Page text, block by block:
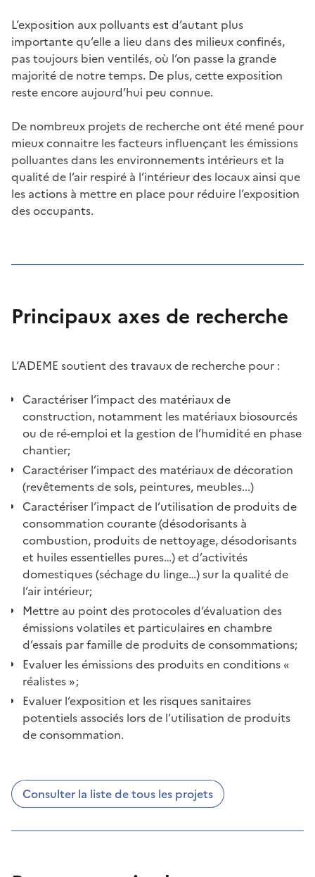
L’exposition aux polluants est d’autant plus
importante qu’elle a lieu dans des milieux confinés,
pas toujours bien ventilés, où l’on passe la grande
majorité de notre temps. De plus, cette exposition
reste encore aujourd’hui peu connue.
De nombreux projets de recherche ont été mené pour
mieux connaitre les facteurs influençant les émissions
polluantes dans les environnements intérieurs et la
qualité de l’air respiré à l’intérieur des locaux ainsi que
les actions à mettre en place pour réduire l’exposition
des occupants.
Principaux axes de recherche
L’ADEME soutient des travaux de recherche pour :
Caractériser l’impact des matériaux de
construction, notamment les matériaux biosourcés
ou de ré-emploi et la gestion de l’humidité en phase
chantier;
Caractériser l’impact des matériaux de décoration
(revêtements de sols, peintures, meubles...)
Caractériser l’impact de l’utilisation de produits de
consommation courante (désodorisants à
combustion, produits de nettoyage, désodorisants
et huiles essentielles pures…) et d’activités
domestiques (séchage du linge…) sur la qualité de
l’air intérieur;
Mettre au point des protocoles d’évaluation des
émissions volatiles et particulaires en chambre
d’essais par famille de produits de consommations;
Evaluer les émissions des produits en conditions «
réalistes » ;
Evaluer l’exposition et les risques sanitaires
potentiels associés lors de l’utilisation de produits
de consommation.
Consulter la liste de tous les projets